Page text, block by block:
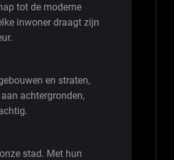
tot de moderne
inwoner draagt zijn
en straten,
achtergronden,
stad. Met hun